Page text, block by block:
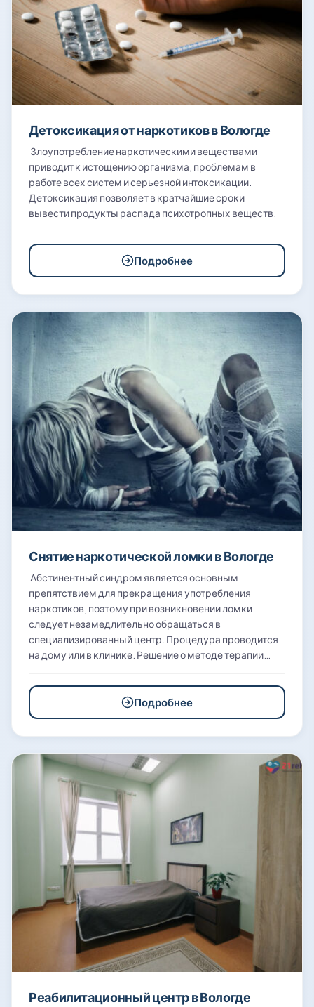
Детоксикация от наркотиков в Вологде
Злоупотребление наркотическими веществами
приводит к истощению организма, проблемам в
работе всех систем и серьезной интоксикации.
Детоксикация позволяет в кратчайшие сроки
вывести продукты распада психотропных веществ.
Подробнее
Снятие наркотической ломки в Вологде
Абстинентный синдром является основным
препятствием для прекращения употребления
наркотиков, поэтому при возникновении ломки
следует незамедлительно обращаться в
специализированный центр. Процедура проводится
на дому или в клинике. Решение о методе терапии…
Подробнее
Реабилитационный центр в Вологде